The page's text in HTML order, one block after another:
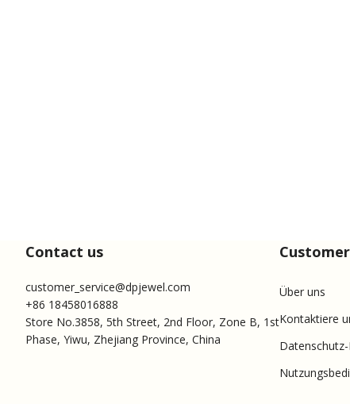
Contact us
customer_service@dpjewel.com
+86 18458016888
Store No.3858, 5th Street, 2nd Floor, Zone B, 1st
Phase, Yiwu, Zhejiang Province, China
Über uns
Kontaktiere